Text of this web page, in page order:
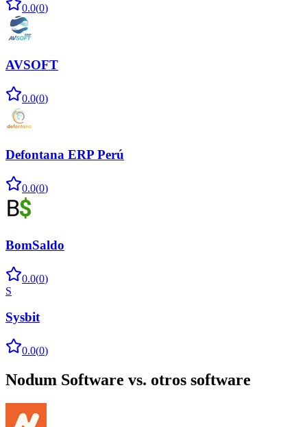
0.0(0)
AVSOFT
0.0(0)
Defontana ERP Perú
0.0(0)
BomSaldo
0.0(0)
S
Sysbit
0.0(0)
Nodum Software vs. otros software